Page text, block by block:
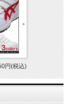
円(税込)